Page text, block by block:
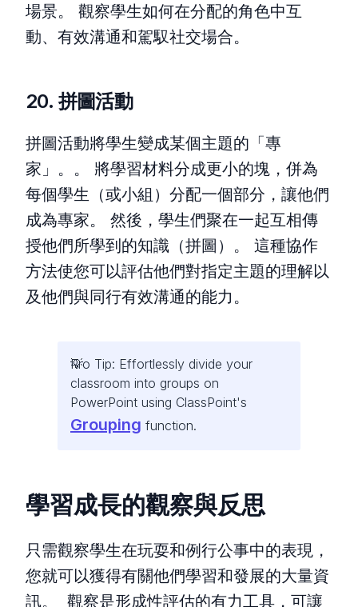
場景。 觀察學生如何在分配的角色中互
動、有效溝通和駕馭社交場合。
20. 拼圖活動
拼圖活動將學生變成某個主題的「專
家」。。 將學習材料分成更小的塊，併為
每個學生（或小組）分配一個部分，讓他們
成為專家。 然後，學生們聚在一起互相傳
授他們所學到的知識（拼圖）。 這種協作
方法使您可以評估他們對指定主題的理解以
及他們與同行有效溝通的能力。
Pro Tip: Effortlessly divide your
classroom into groups on
PowerPoint using ClassPoint's
Grouping function.
學習成長的觀察與反思
只需觀察學生在玩耍和例行公事中的表現，
您就可以獲得有關他們學習和發展的大量資
訊。 觀察是形成性評估的有力工具，可讓